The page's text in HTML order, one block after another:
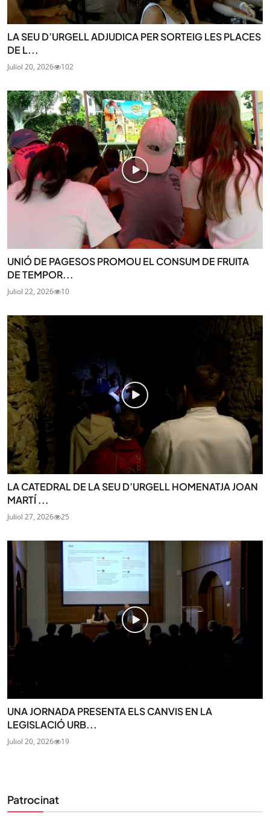
LA SEU D’URGELL ADJUDICA PER SORTEIG LES PLACES
DE L...
Juliol 20, 2026 102
UNIÓ DE PAGESOS PROMOU EL CONSUM DE FRUITA
DE TEMPOR...
Juliol 22, 2026 10
LA CATEDRAL DE LA SEU D’URGELL HOMENATJA JOAN
MARTÍ ...
Juliol 27, 2026 25
UNA JORNADA PRESENTA ELS CANVIS EN LA
LEGISLACIÓ URB...
Juliol 20, 2026 19
Patrocinat
STAY UPDATED